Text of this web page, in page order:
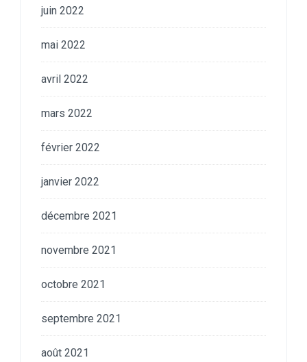
juin 2022
mai 2022
avril 2022
mars 2022
février 2022
janvier 2022
décembre 2021
novembre 2021
octobre 2021
septembre 2021
août 2021